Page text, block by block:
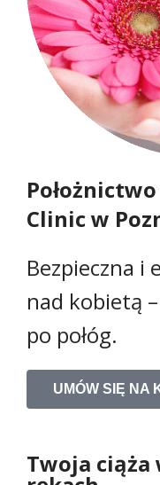
Clinic w
Bezpieczna i
nad kobietą
po połóg.
UMÓW SIĘ NA
Twoja ciąża